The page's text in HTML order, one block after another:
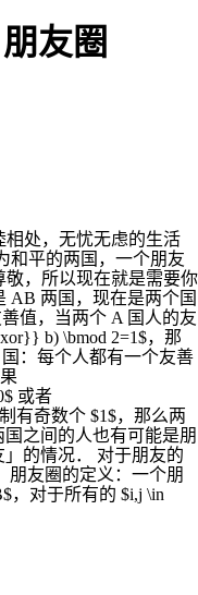
友圈
处，无忧无虑的生活
和平的两国，一个朋友
敬，所以现在就是需要你
AB 两国，现在是两个国
值，当两个 A 国人的友
b) \bmod 2=1$，那
：每个人都有一个友善
或者
有奇数个 $1$，那么两
之间的人也有可能是朋
的情况． 对于朋友的
朋友圈的定义：一个朋
，对于所有的 $i,j \in